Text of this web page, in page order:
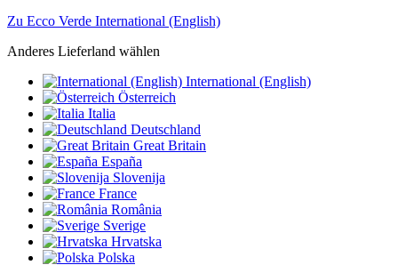
Zu Ecco Verde International (English)
Anderes Lieferland wählen
International (English)
Österreich
Italia
Deutschland
Great Britain
España
Slovenija
France
România
Sverige
Hrvatska
Polska